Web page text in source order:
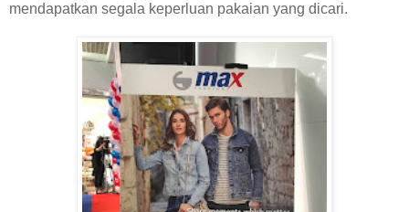
mendapatkan segala keperluan pakaian yang dicari.